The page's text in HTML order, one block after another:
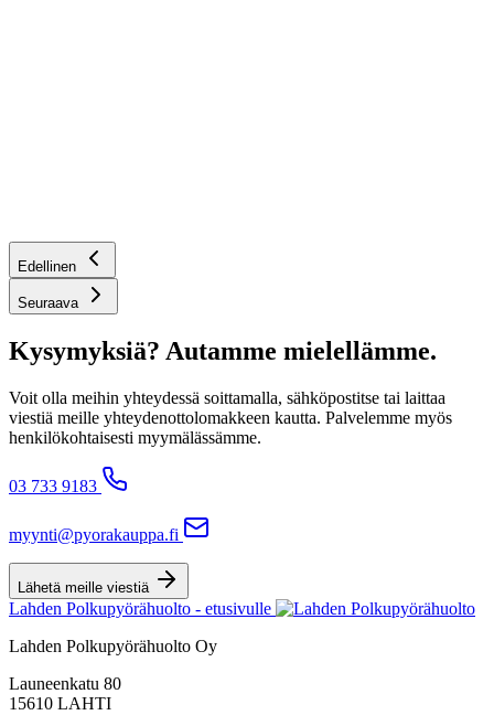
Edellinen
Seuraava
Kysymyksiä? Autamme mielellämme.
Voit olla meihin yhteydessä soittamalla, sähköpostitse tai laittaa
viestiä meille yhteydenottolomakkeen kautta. Palvelemme myös
henkilökohtaisesti myymälässämme.
03 733 9183
myynti@pyorakauppa.fi
Lähetä meille viestiä
Lahden Polkupyörähuolto - etusivulle
Lahden Polkupyörähuolto Oy
Launeenkatu 80
15610 LAHTI